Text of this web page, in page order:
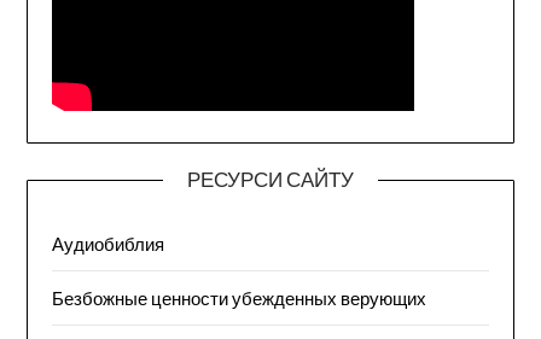
РЕСУРСИ САЙТУ
Аудиобиблия
Безбожные ценности убежденных верующих